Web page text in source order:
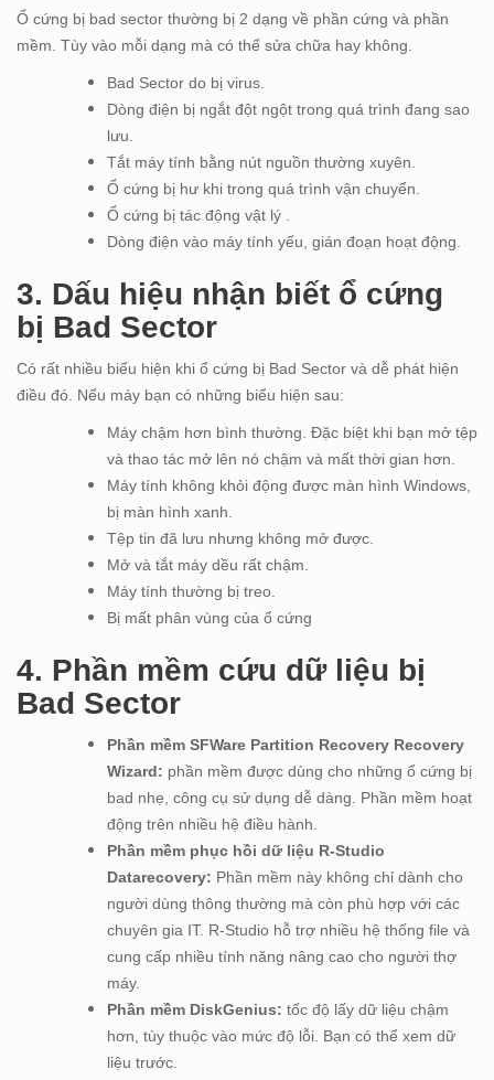
Ổ cứng bị bad sector thường bị 2 dạng về phần cứng và phần
mềm. Tùy vào mỗi dạng mà có thể sửa chữa hay không.
Bad Sector do bị virus.
Dòng điện bị ngắt đột ngột trong quá trình đang sao
lưu.
Tắt máy tính bằng nút nguồn thường xuyên.
Ổ cứng bị hư khi trong quá trình vận chuyển.
Ổ cứng bị tác động vật lý .
Dòng điện vào máy tính yếu, gián đoạn hoạt động.
3. Dấu hiệu nhận biết ổ cứng
bị Bad Sector
Có rất nhiều biểu hiện khi ổ cứng bị Bad Sector và dễ phát hiện
điều đó. Nếu máy bạn có những biểu hiện sau:
Máy chậm hơn bình thường. Đặc biệt khi bạn mở tệp
và thao tác mở lên nó chậm và mất thời gian hơn.
Máy tính không khỏi động được màn hình Windows,
bị màn hình xanh.
Tệp tin đã lưu nhưng không mở được.
Mở và tắt máy dều rất chậm.
Máy tính thường bị treo.
Bị mất phân vùng của ổ cứng
4. Phần mềm cứu dữ liệu bị
Bad Sector
Phần mềm SFWare Partition Recovery Recovery
Wizard: phần mềm được dùng cho những ổ cứng bị
bad nhẹ, công cụ sử dụng dễ dàng. Phần mềm hoạt
động trên nhiều hệ điều hành.
Phần mềm phục hồi dữ liệu R-Studio
Datarecovery: Phần mềm này không chỉ dành cho
người dùng thông thường mà còn phù hợp với các
chuyên gia IT. R-Studio hỗ trợ nhiều hệ thống file và
cung cấp nhiều tính năng nâng cao cho người thợ
máy.
Phần mềm DiskGenius: tốc độ lấy dữ liệu chậm
hơn, tùy thuộc vào mức độ lỗi. Bạn có thể xem dữ
liệu trước.